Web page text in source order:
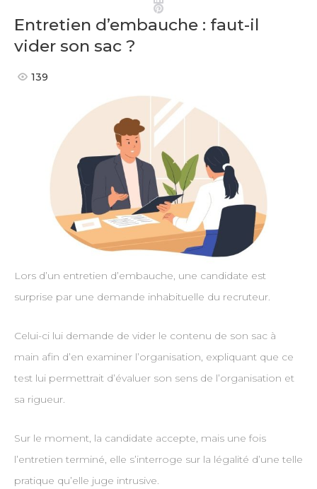
Pinterest
Entretien d’embauche : faut-il
vider son sac ?
139
Lors d’un entretien d’embauche, une candidate est
surprise par une demande inhabituelle du recruteur.
Celui-ci lui demande de vider le contenu de son sac à
main afin d’en examiner l’organisation, expliquant que ce
test lui permettrait d’évaluer son sens de l’organisation et
sa rigueur.
Sur le moment, la candidate accepte, mais une fois
l’entretien terminé, elle s’interroge sur la légalité d’une telle
pratique qu’elle juge intrusive.